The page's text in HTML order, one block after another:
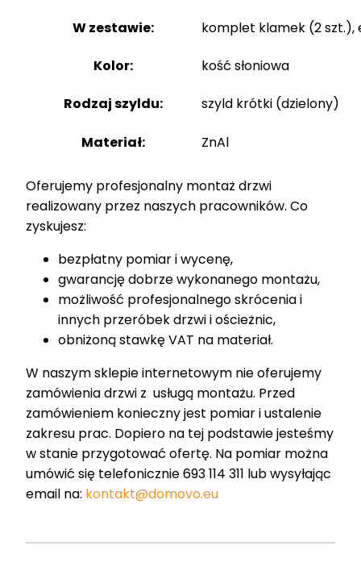
W zestawie: komplet klamek (2
Kolor: kość słoniowa
Rodzaj szyldu: szyld krótki (dzielony)
Materiał: ZnAl
Oferujemy profesjonalny montaż drzwi
realizowany przez naszych pracowników. Co
zyskujesz:
bezpłatny pomiar i wycenę,
gwarancję dobrze wykonanego montażu,
możliwość profesjonalnego skrócenia i
innych przeróbek drzwi i ościeżnic,
obniżoną stawkę VAT na materiał.
W naszym sklepie internetowym nie oferujemy
zamówienia drzwi z usługą montażu. Przed
zamówieniem konieczny jest pomiar i ustalenie
zakresu prac. Dopiero na tej podstawie jesteśmy
w stanie przygotować ofertę. Na pomiar można
umówić się telefonicznie 693 114 311 lub wysyłając
email na: kontakt@domovo.eu